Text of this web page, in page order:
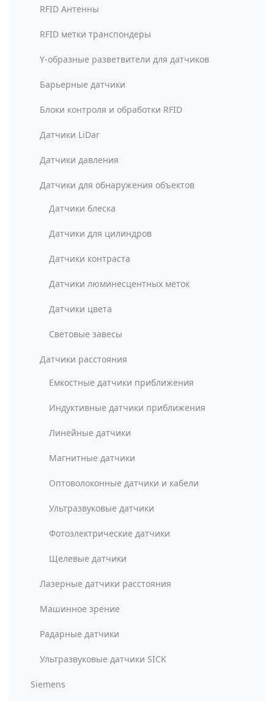
RFID Антенны
RFID метки транспондеры
Y-образные разветвители для датчиков
Барьерные датчики
Блоки контроля и обработки RFID
Датчики LiDar
Датчики давления
Датчики для обнаружения объектов
Датчики блеска
Датчики для цилиндров
Датчики контраста
Датчики люминесцентных меток
Датчики цвета
Световые завесы
Датчики расстояния
Емкостные датчики приближения
Индуктивные датчики приближения
Линейные датчики
Магнитные датчики
Оптоволоконные датчики и кабели
Ультразвуковые датчики
Фотоэлектрические датчики
Щелевые датчики
Лазерные датчики расстояния
Машинное зрение
Радарные датчики
Ультразвуковые датчики SICK
Siemens